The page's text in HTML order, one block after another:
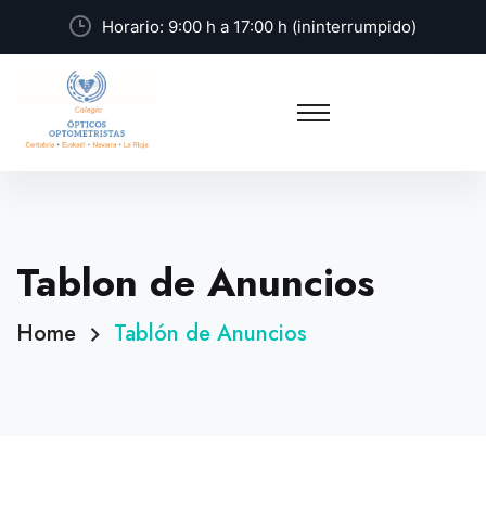
Horario: 9:00 h a 17:00 h (ininterrumpido)
Tablon de Anuncios
Home Tablón de Anuncios